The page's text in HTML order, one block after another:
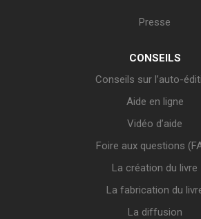
Presse
CONSEILS
Conseils sur l’auto-
Aide en ligne
Vidéo d’aide
Foire aux questions
La création du livre
La fabrication du
La diffusion